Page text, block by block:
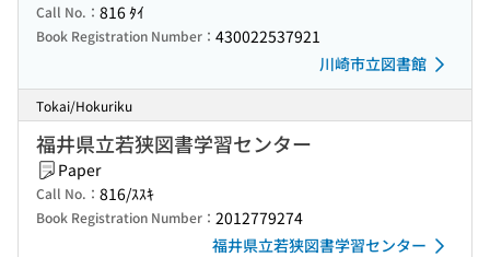
Call No.： 816 ﾀｲ
Book Registration Number： 430022537921
川崎市立図書館
Tokai/Hokuriku
福井県立若狭図書学習センター
Paper
Call No.： 816/ｽｽｷ
Book Registration Number： 2012779274
福井県立若狭図書学習センター